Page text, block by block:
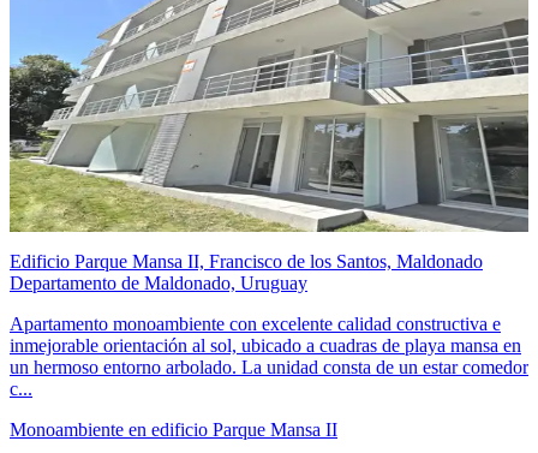
Edificio Parque Mansa II, Francisco de los Santos, Maldonado
Departamento de Maldonado, Uruguay
Apartamento monoambiente con excelente calidad constructiva e
inmejorable orientación al sol, ubicado a cuadras de playa mansa en
un hermoso entorno arbolado. La unidad consta de un estar comedor
c...
Monoambiente en edificio Parque Mansa II